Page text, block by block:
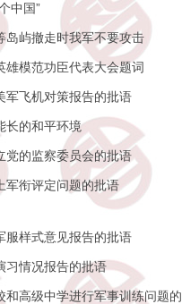
中国”
岛屿撤走时我军不要攻击
雄模范功臣代表大会题词
军飞机对策报告的批语
长的和平环境
党的监察委员会的批语
军衔评定问题的批语
服样式意见报告的批语
习情况报告的批语
和高级中学进行军事训练问题的